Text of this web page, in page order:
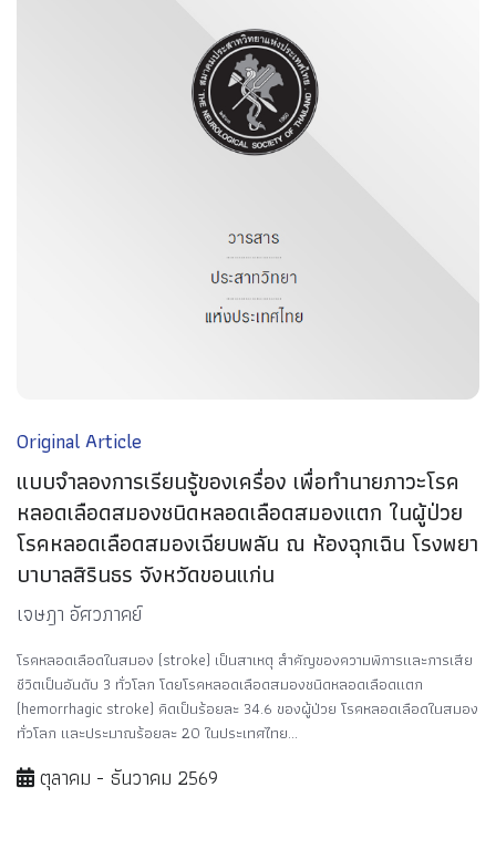
Original Article
แบบจำลองการเรียนรู้ของเครื่อง เพื่อทำนายภาวะโรค
หลอดเลือดสมองชนิดหลอดเลือดสมองแตก ในผู้ป่วย
โรคหลอดเลือดสมองเฉียบพลัน ณ ห้องฉุกเฉิน โรงพยา
บาบาลสิรินธร จังหวัดขอนแก่น
เจษฎา อัศวภาคย์
โรคหลอดเลือดในสมอง (stroke) เป็นสาเหตุ สำคัญของความพิการและการเสีย
ชีวิตเป็นอันดับ 3 ทั่วโลก โดยโรคหลอดเลือดสมองชนิดหลอดเลือดแตก
(hemorrhagic stroke) คิดเป็นร้อยละ 34.6 ของผู้ป่วย โรคหลอดเลือดในสมอง
ทั่วโลก และประมาณร้อยละ 20 ในประเทศไทย...
ตุลาคม - ธันวาคม 2569